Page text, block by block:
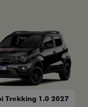
Trekking 1.0 2027